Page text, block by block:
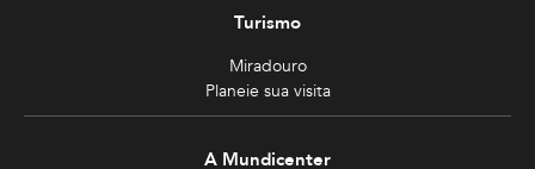
Turismo
Miradouro
Planeie sua visita
A Mundicenter